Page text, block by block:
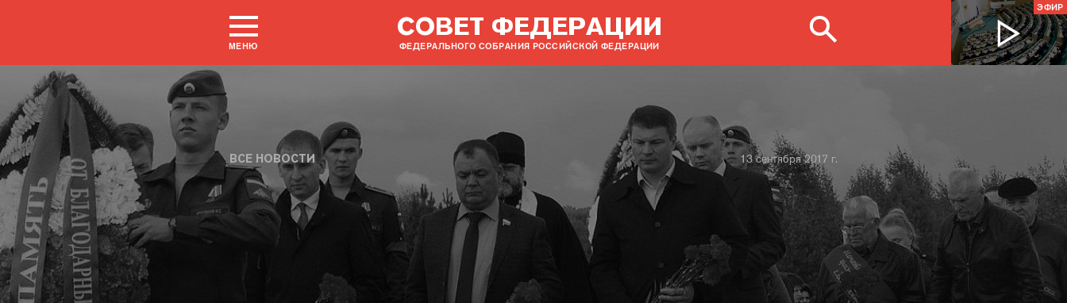
МЕНЮ
СОВЕТ ФЕДЕРАЦИИ
ФЕДЕРАЛЬНОГО СОБРАНИЯ РОССИЙСКОЙ ФЕДЕРАЦИИ
ЭФИР
ВСЕ НОВОСТИ 13 сентября 2017 г.